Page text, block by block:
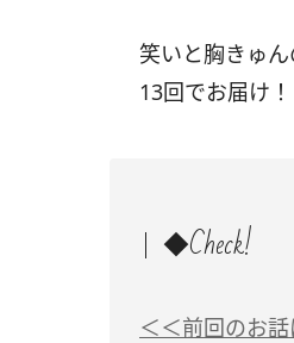
笑いと胸きゅ
13回でお届け
◆Check!
＜＜前回のお